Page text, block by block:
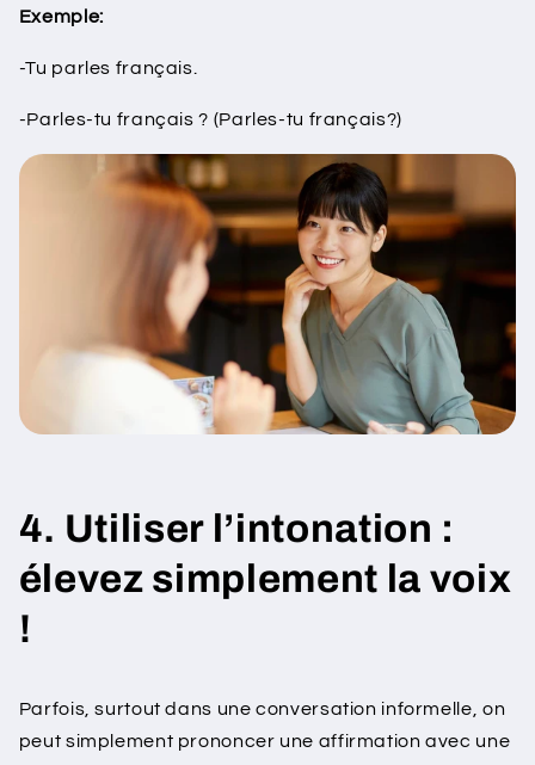
Exemple:
-Tu parles français.
-Parles-tu français ? (Parles-tu français?)
4. Utiliser l’intonation :
élevez simplement la voix
!
Parfois, surtout dans une conversation informelle, on
peut simplement prononcer une affirmation avec une